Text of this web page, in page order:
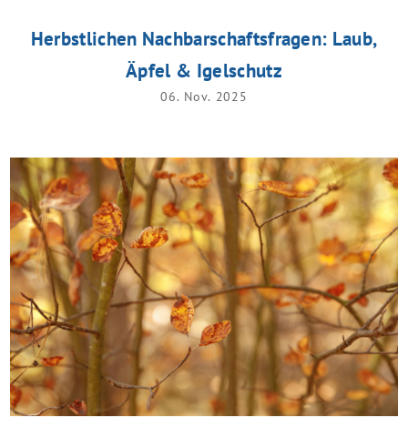
Herbstlichen Nachbarschaftsfragen: Laub,
Äpfel & Igelschutz
06. Nov. 2025